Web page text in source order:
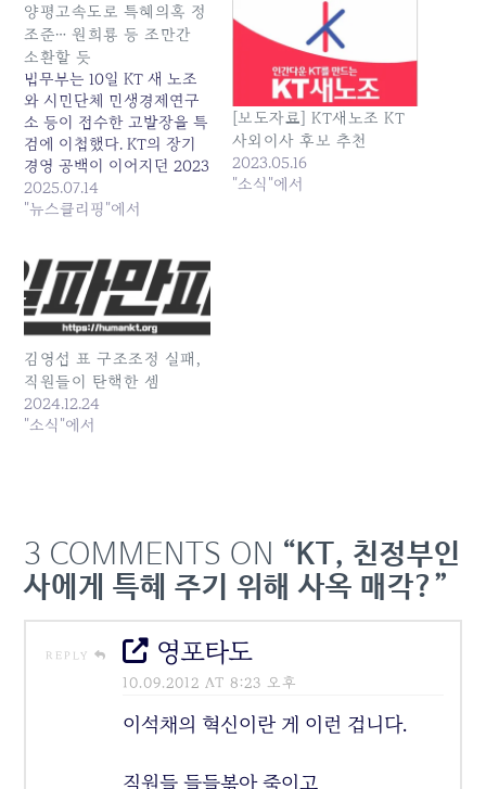
양평고속도로 특혜의혹 정
조준… 원희룡 등 조만간
소환할 듯
법무부는 10일 KT 새 노조
와 시민단체 민생경제연구
소 등이 접수한 고발장을 특
검에 이첩했다. KT의 장기
경영 공백이 이어지던 2023
년 8월 ‘낙하산’ 논란이 일
던 김영섭 사장이 갑작스럽
도로 특혜의혹 정조준… 원
희룡 등 조만간 소환할 듯
발행일: 2025-07-14
03:04:00
2025.07.14
"뉴스클리핑"에서
[보도자료] KT새노조 KT
사외이사 후보 추천
2023.05.16
"소식"에서
김영섭 표 구조조정 실패,
직원들이 탄핵한 셈
2024.12.24
"소식"에서
3 COMMENTS ON “KT, 친정부인
사에게 특혜 주기 위해 사옥 매각?”
REPLY 영포타도
10.09.2012 AT 8:23 오후
이석채의 혁신이란 게 이런 겁니다.
직원들 들들볶아 죽이고